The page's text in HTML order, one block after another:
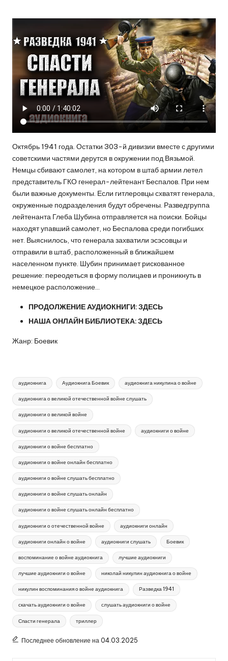
Октябрь 1941 года. Остатки 303-й дивизии вместе с другими
советскими частями дерутся в окружении под Вязьмой.
Немцы сбивают самолет, на котором в штаб армии летел
представитель ГКО генерал-лейтенант Беспалов. При нем
были важные документы. Если гитлеровцы схватят генерала,
окруженные подразделения будут обречены. Разведгруппа
лейтенанта Глеба Шубина отправляется на поиски. Бойцы
находят упавший самолет, но Беспалова среди погибших
нет. Выяснилось, что генерала захватили эсэсовцы и
отправили в штаб, расположенный в ближайшем
населенном пункте. Шубин принимает рискованное
решение: переодеться в форму полицаев и проникнуть в
немецкое расположение…
ПРОДОЛЖЕНИЕ АУДИОКНИГИ:ЗДЕСЬ
НАША ОНЛАЙН БИБЛИОТЕКА:ЗДЕСЬ
Жанр: Боевик
Метки:
аудиокнига Аудиокнига Боевик аудиокнига никулина о войне
аудиокнига о великой отечественной войне слушать
аудиокниги о великой войне
аудиокниги о великой отечественной войне аудиокниги о войне
аудиокниги о войне бесплатно
аудиокниги о войне онлайн бесплатно
аудиокниги о войне слушать бесплатно
аудиокниги о войне слушать онлайн
аудиокниги о войне слушать онлайн бесплатно
аудиокниги о отечественной войне аудиокниги онлайн
аудиокниги онлайн о войне аудиокниги слушать Боевик
воспоминание о войне аудиокнига лучшие аудиокниги
лучшие аудиокниги о войне николай никулин аудиокнига о войне
никулин воспоминания о войне аудиокнига Разведка 1941
скачать аудиокниги о войне слушать аудиокниги о войне
Спасти генерала триллер
Последнее обновление на 04.03.2025